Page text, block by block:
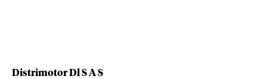
Distrimotor Dl S A S